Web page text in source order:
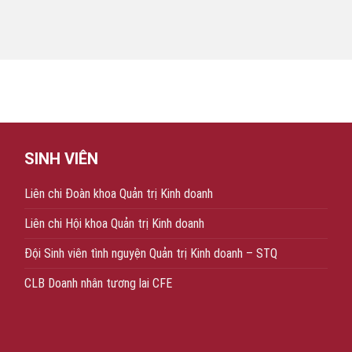
SINH VIÊN
Liên chi Đoàn khoa Quản trị Kinh doanh
Liên chi Hội khoa Quản trị Kinh doanh
Đội Sinh viên tình nguyện Quản trị Kinh doanh – STQ
CLB Doanh nhân tương lai CFE